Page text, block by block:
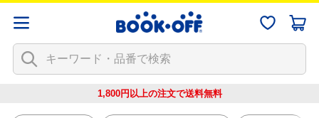
1,800円以上の注文で送料無料